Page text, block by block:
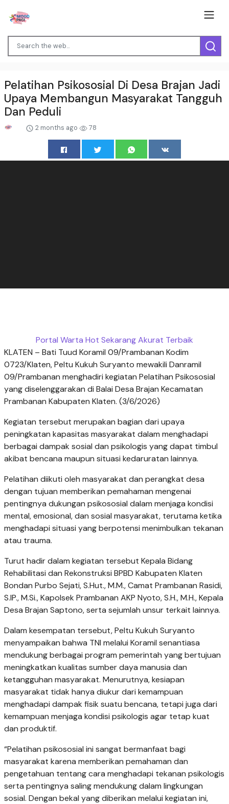
Pelatihan Psikososial Di Desa Brajan Jadi
Upaya Membangun Masyarakat Tangguh
Dan Peduli
2 months ago 78
Portal Warta Hot Sekarang Akurat Terbaik
KLATEN – Bati Tuud Koramil 09/Prambanan Kodim
0723/Klaten, Peltu Kukuh Suryanto mewakili Danramil
09/Prambanan menghadiri kegiatan Pelatihan Psikososial
yang diselenggarakan di Balai Desa Brajan Kecamatan
Prambanan Kabupaten Klaten. (3/6/2026)
Kegiatan tersebut merupakan bagian dari upaya
peningkatan kapasitas masyarakat dalam menghadapi
berbagai dampak sosial dan psikologis yang dapat timbul
akibat bencana maupun situasi kedaruratan lainnya.
Pelatihan diikuti oleh masyarakat dan perangkat desa
dengan tujuan memberikan pemahaman mengenai
pentingnya dukungan psikososial dalam menjaga kondisi
mental, emosional, dan sosial masyarakat, terutama ketika
menghadapi situasi yang berpotensi menimbulkan tekanan
atau trauma.
Turut hadir dalam kegiatan tersebut Kepala Bidang
Rehabilitasi dan Rekonstruksi BPBD Kabupaten Klaten
Bondan Purbo Sejati, S.Hut., M.M., Camat Prambanan Rasidi,
S.IP., M.Si., Kapolsek Prambanan AKP Nyoto, S.H., M.H., Kepala
Desa Brajan Saptono, serta sejumlah unsur terkait lainnya.
Dalam kesempatan tersebut, Peltu Kukuh Suryanto
menyampaikan bahwa TNI melalui Koramil senantiasa
mendukung berbagai program pemerintah yang bertujuan
meningkatkan kualitas sumber daya manusia dan
ketangguhan masyarakat. Menurutnya, kesiapan
masyarakat tidak hanya diukur dari kemampuan
menghadapi dampak fisik suatu bencana, tetapi juga dari
kemampuan menjaga kondisi psikologis agar tetap kuat
dan produktif.
“Pelatihan psikososial ini sangat bermanfaat bagi
masyarakat karena memberikan pemahaman dan
pengetahuan tentang cara menghadapi tekanan psikologis
serta pentingnya saling mendukung dalam lingkungan
sosial. Dengan bekal yang diberikan melalui kegiatan ini,